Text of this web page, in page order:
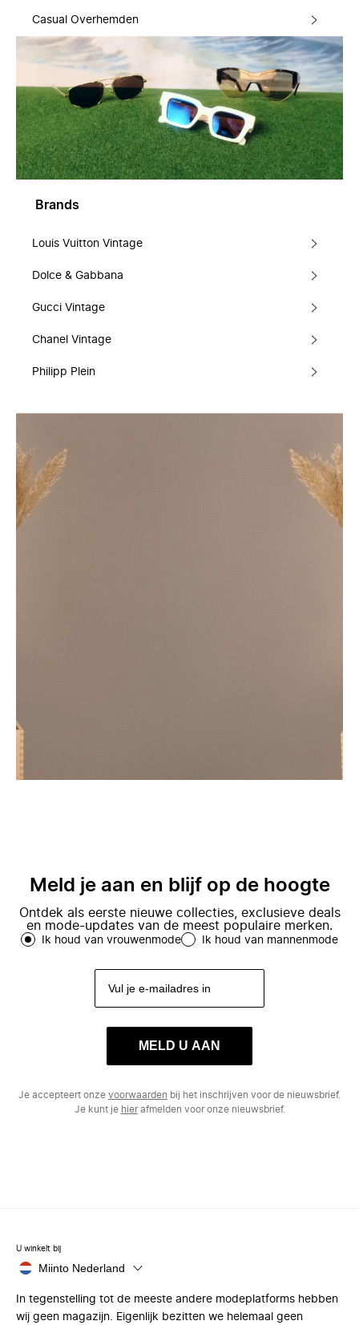
Casual Overhemden
Brands
Louis Vuitton Vintage
Dolce & Gabbana
Gucci Vintage
Chanel Vintage
Philipp Plein
Meld je aan en blijf op de hoogte
Ontdek als eerste nieuwe collecties, exclusieve deals
en mode-updates van de meest populaire merken.
Ik houd van vrouwenmode Ik houd van mannenmode
MELD U AAN
Je accepteert onze voorwaarden bij het inschrijven voor de nieuwsbrief.
Je kunt je hierafmelden voor onze nieuwsbrief.
U winkelt bij
Miinto Nederland
In tegenstelling tot de meeste andere modeplatforms hebben
wij geen magazijn. Eigenlijk bezitten we helemaal geen